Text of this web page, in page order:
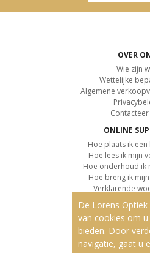
OVER
Wie zijn
Wettelijke
Algemene
ONLINE
Hoe plaats ik een
Hoe lees ik mijn
Hoe onderhoud ik
Hoe breng ik
Verklarende
Informatie over
Informatie over
De Lorens
van cookies om
bieden. Door
navigatie, gaat u